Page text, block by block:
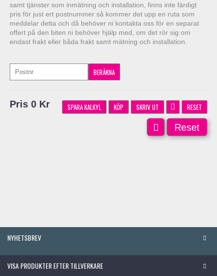
samt tjänster som inmätning och installation, finns inte färdigt
pris för just ert postnummer så kommer det upp en ruta som
meddelar detta och då behöver ni kontakta oss för en separat
offert på den biten ni behöver hjälp med, om det rör sig om
endast frakt eller båda frakt samt mätning och installation.
Pris 0 Kr SPARA KALKYL KÖP SKRIV UT RESET
Reset
NYHETSBREV
VISA PRODUKTER EFTER TILLVERKARE